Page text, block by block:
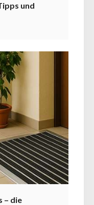
und
– die